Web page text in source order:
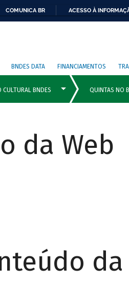
COMUNICA BR ACESSO À
BNDES DATA FINANCIAMENTOS
da Web
da